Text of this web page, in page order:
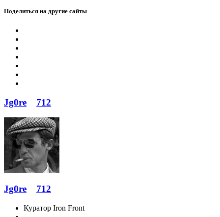
Поделиться на другие сайты
Jg0re 712
Jg0re 712
Куратор Iron Front